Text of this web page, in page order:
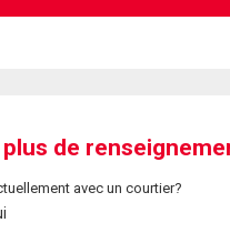
plus de
avec un courtier?